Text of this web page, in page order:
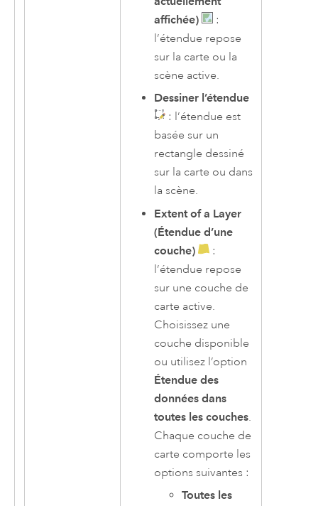
affichée)
:
l’étendue repose
sur la carte ou la
scène active.
Dessiner l’étendue
: l’étendue est
basée sur un
rectangle dessiné
sur la carte ou dans
la scène.
Extent of a Layer
(Étendue d’une
couche)
:
l’étendue repose
sur une couche de
carte active.
Choisissez une
couche disponible
ou utilisez l’option
Étendue des
données dans
toutes les couches.
Chaque couche de
carte comporte les
options suivantes :
Toutes les